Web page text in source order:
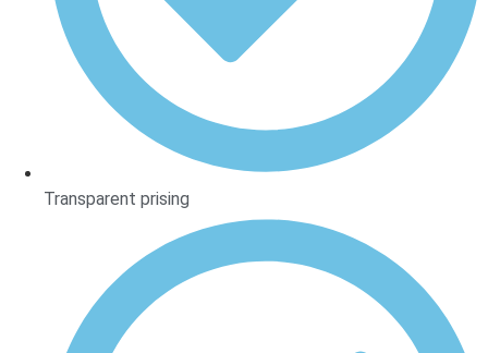
Transparent prising